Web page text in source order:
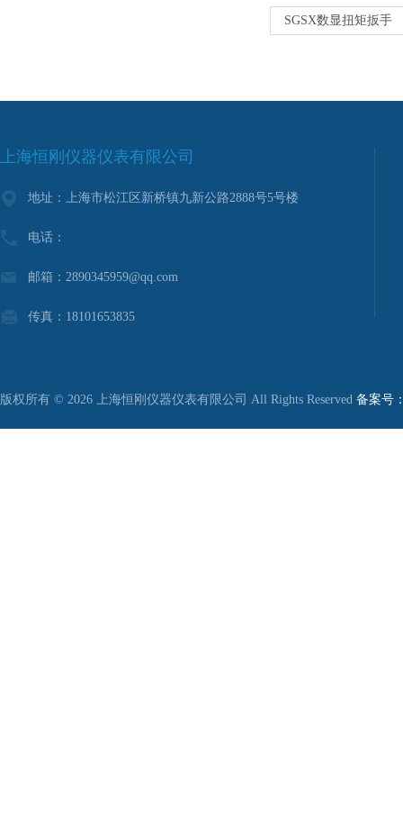
SGSX数显扭矩扳手
上海恒刚仪器仪表有限公司
地址：上海市松江区新桥镇九新公路2888号5号楼
电话：
邮箱：2890345959@qq.com
传真：18101653835
版权所有 © 2026 上海恒刚仪器仪表有限公司 All Rights Reserved 备案号